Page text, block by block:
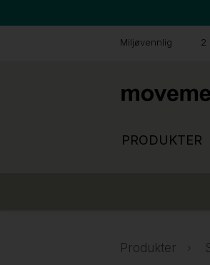
Miljøvennlig 2
PRODUKTER
Produkter